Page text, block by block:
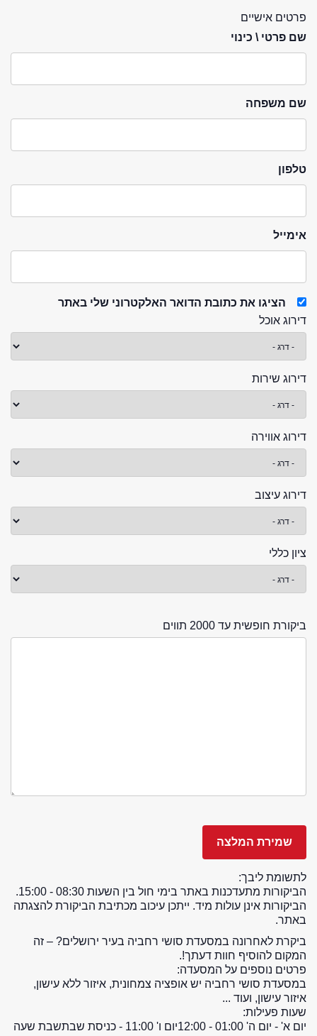
פרטים אישיים
שם פרטי \ כינוי
שם משפחה
טלפון
אימייל
הציגו את כתובת הדואר האלקטרוני שלי באתר
דירוג אוכל
דירוג שירות
דירוג אווירה
דירוג עיצוב
ציון כללי
ביקורת חופשית עד 2000 תווים
לתשומת ליבך:
הביקורות מתעדכנות באתר בימי חול בין השעות 08:30 - 15:00.
הביקורות אינן עולות מיד. ייתכן עיכוב מכתיבת הביקורת להצגתה
באתר.
ביקרת לאחרונה במסעדת סושי רחביה בעיר ירושלים? – זה
המקום להוסיף חוות דעתך!.
פרטים נוספים על המסעדה:
במסעדת סושי רחביה יש אופציה צמחונית, איזור ללא עישון,
איזור עישון, ועוד ...
שעות פעילות:
יום א' - יום ה' 01:00 - 12:00
יום ו' 11:00 - כניסת שבת
שבת שעה